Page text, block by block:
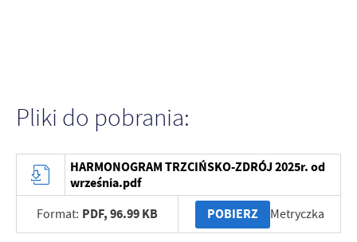
Pliki do pobrania:
HARMONOGRAM TRZCIŃSKO-ZDRÓJ 2025r. od
września.pdf
Format: PDF,96.99 KB POBIERZ Metryczka